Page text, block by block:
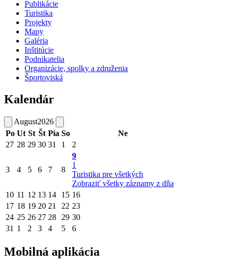
Publikácie
Turistika
Projekty
Mapy
Galéria
Inštitúcie
Podnikatelia
Organizácie, spolky a združenia
Športoviská
Kalendár
August2026
Po Ut St Št Pia So
Ne
27 28 29 30 31 1 2
3 4 5 6 7 8
9
1
Turistika pre všetkých
Zobraziť všetky záznamy z dňa
10 11 12 13 14 15 16
17 18 19 20 21 22 23
24 25 26 27 28 29 30
31 1 2 3 4 5 6
Mobilná aplikácia